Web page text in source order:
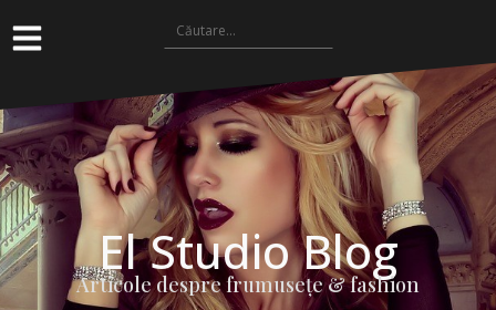
El Studio Blog
Articole despre frumuseţe & fashion